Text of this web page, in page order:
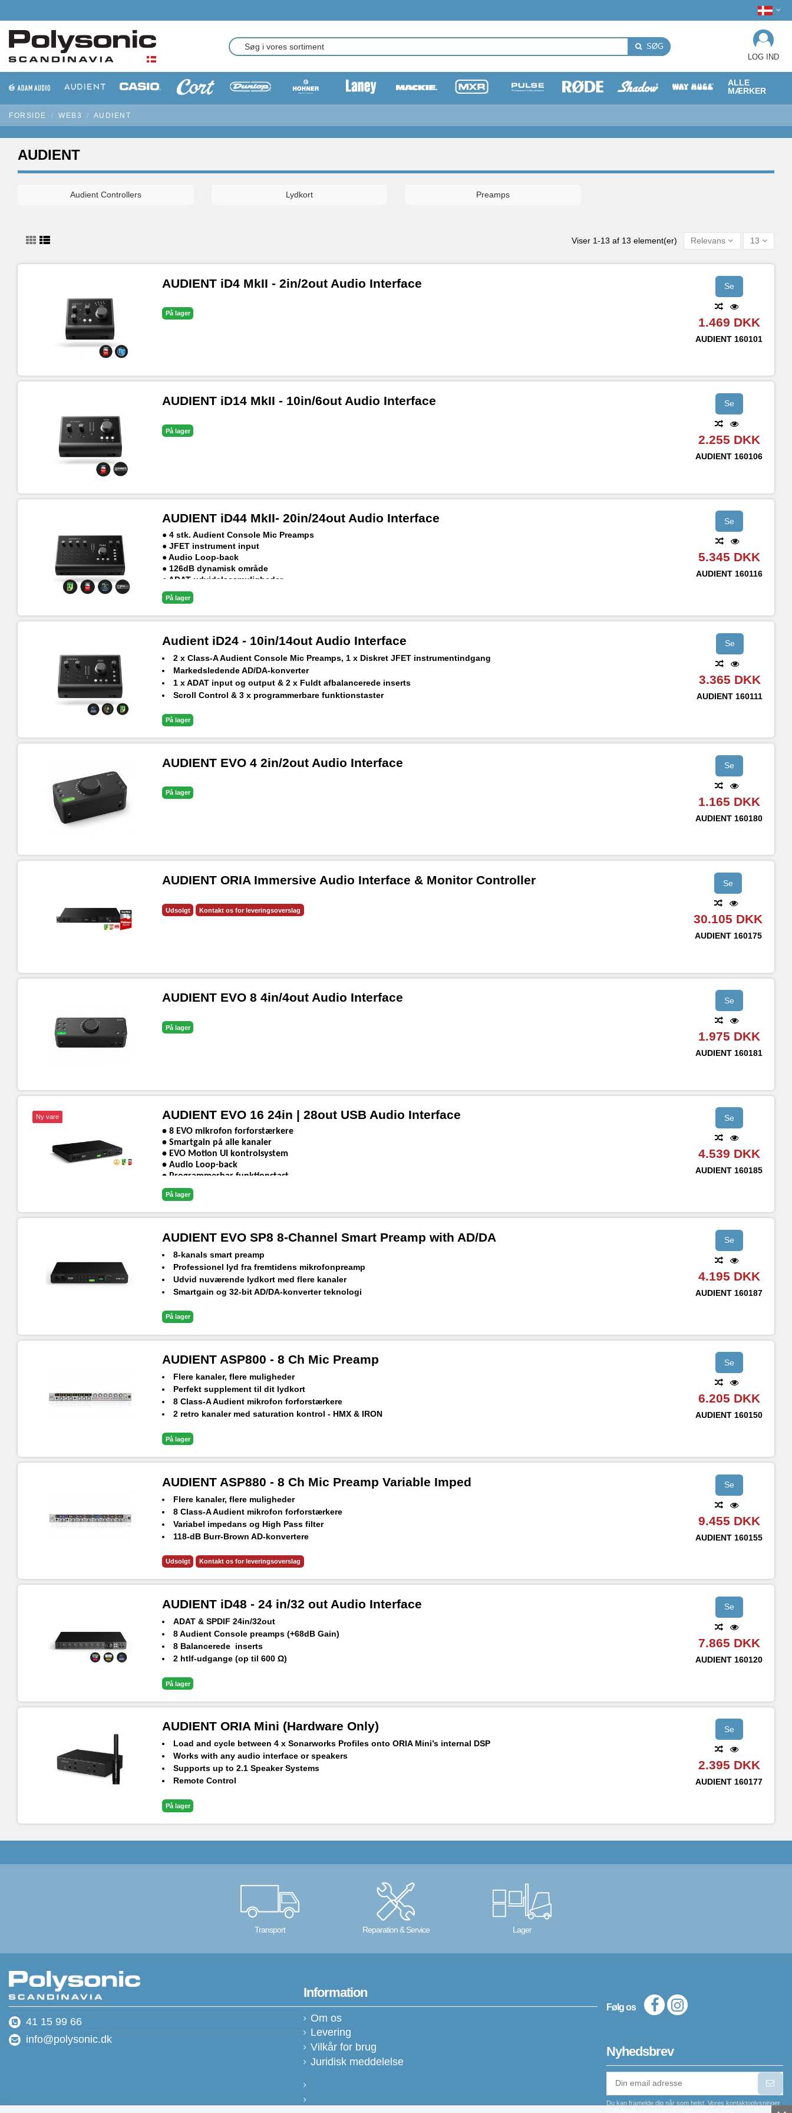
SØG
LOG IND
ALLE
MÆRKER
FORSIDE WEB3 AUDIENT
AUDIENT
Audient Controllers Lydkort Preamps
Viser 1-13 af 13 element(er) Relevans 13
AUDIENT iD4 MkII - 2in/2out Audio Interface
På lager
Se
1.469 DKK
AUDIENT 160101
AUDIENT iD14 MkII - 10in/6out Audio Interface
På lager
Se
2.255 DKK
AUDIENT 160106
AUDIENT iD44 MkII- 20in/24out Audio Interface
● 4 stk. Audient Console Mic Preamps
● JFET instrument input
● Audio Loop-back
● 126dB dynamisk område
● ADAT-udvidelsesmuligheder
På lager
Se
5.345 DKK
AUDIENT 160116
Audient iD24 - 10in/14out Audio Interface
2 x Class-A Audient Console Mic Preamps, 1 x Diskret JFET instrumentindgang
Markedsledende AD/DA-konverter
1 x ADAT input og output & 2 x Fuldt afbalancerede inserts
Scroll Control & 3 x programmerbare funktionstaster
På lager
Se
3.365 DKK
AUDIENT 160111
AUDIENT EVO 4 2in/2out Audio Interface
På lager
Se
1.165 DKK
AUDIENT 160180
AUDIENT ORIA Immersive Audio Interface & Monitor Controller
Udsolgt Kontakt os for leveringsoverslag
Se
30.105 DKK
AUDIENT 160175
AUDIENT EVO 8 4in/4out Audio Interface
På lager
Se
1.975 DKK
AUDIENT 160181
Ny vare AUDIENT EVO 16 24in | 28out USB Audio Interface
• 8 EVO mikrofon forforstærkere
• Smartgain på alle kanaler
• EVO Motion UI kontrolsystem
• Audio Loop-back
• Programmerbar funktionstast
På lager
Se
4.539 DKK
AUDIENT 160185
AUDIENT EVO SP8 8-Channel Smart Preamp with AD/DA
8-kanals smart preamp
Professionel lyd fra fremtidens mikrofonpreamp
Udvid nuværende lydkort med flere kanaler
Smartgain og 32-bit AD/DA-konverter teknologi
EVO Motion UI kontrolsystem
Ultra lav støj og forvrængning
"Word Clock" input
På lager
Se
4.195 DKK
AUDIENT 160187
AUDIENT ASP800 - 8 Ch Mic Preamp
Flere kanaler, flere muligheder
Perfekt supplement til dit lydkort
8 Class-A Audient mikrofon forforstærkere
2 retro kanaler med saturation kontrol - HMX & IRON
2 JFET D.I og ADAT udgang
På lager
Se
6.205 DKK
AUDIENT 160150
AUDIENT ASP880 - 8 Ch Mic Preamp Variable Imped
Flere kanaler, flere muligheder
8 Class-A Audient mikrofon forforstærkere
Variabel impedans og High Pass filter
118-dB Burr-Brown AD-konvertere
Plugins og software (værdi SEK 5.000)
Udsolgt Kontakt os for leveringsoverslag
Se
9.455 DKK
AUDIENT 160155
AUDIENT iD48 - 24 in/32 out Audio Interface
ADAT & SPDIF 24in/32out
8 Audient Console preamps (+68dB Gain)
8 Balancerede inserts
2 htlf-udgange (op til 600 Ω)
126,5dB signal/støj forhold
Programmerbar monitorkontrol
På lager
Se
7.865 DKK
AUDIENT 160120
AUDIENT ORIA Mini (Hardware Only)
Load and cycle between 4 x Sonarworks Profiles onto ORIA Mini’s internal DSP
Works with any audio interface or speakers
Supports up to 2.1 Speaker Systems
Remote Control
Pro-level audio performance
Onboard Room Calibration Processing
1 x Stereo Input (TRS)
1 x Stereo Speaker Output (TRS)
1 x Sub Output (TRS)
USB3.0 Bus Powered
På lager
Se
2.395 DKK
AUDIENT 160177
Transport Reparation & Service Lager
41 15 99 66
info@polysonic.dk
Information
Om os
Levering
Vilkår for brug
Juridisk meddelelse
Følg os
Nyhedsbrev
Du kan framelde dig når som helst. Vores kontaktoplysninger